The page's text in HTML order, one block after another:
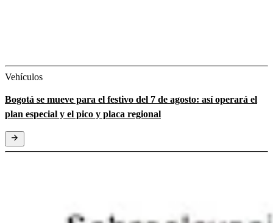
Vehículos
Bogotá se mueve para el festivo del 7 de agosto: así operará el
plan especial y el pico y placa regional